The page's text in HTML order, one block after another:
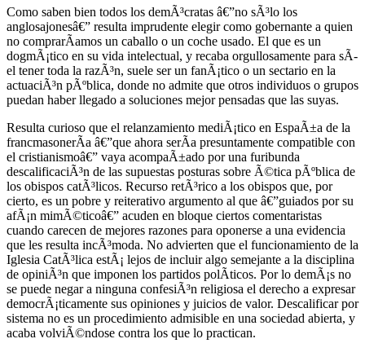
Como saben bien todos los demÃ³cratas â€”no sÃ³lo los
anglosajonesâ€” resulta imprudente elegir como gobernante a quien
no comprarÃ­amos un caballo o un coche usado. El que es un
dogmÃ¡tico en su vida intelectual, y recaba orgullosamente para sÃ­
el tener toda la razÃ³n, suele ser un fanÃ¡tico o un sectario en la
actuaciÃ³n pÃºblica, donde no admite que otros individuos o grupos
puedan haber llegado a soluciones mejor pensadas que las suyas.
Resulta curioso que el relanzamiento mediÃ¡tico en EspaÃ±a de la
francmasonerÃ­a â€”que ahora serÃ­a presuntamente compatible con
el cristianismoâ€” vaya acompaÃ±ado por una furibunda
descalificaciÃ³n de las supuestas posturas sobre Ã©tica pÃºblica de
los obispos catÃ³licos. Recurso retÃ³rico a los obispos que, por
cierto, es un pobre y reiterativo argumento al que â€”guiados por su
afÃ¡n mimÃ©ticoâ€” acuden en bloque ciertos comentaristas
cuando carecen de mejores razones para oponerse a una evidencia
que les resulta incÃ³moda. No advierten que el funcionamiento de la
Iglesia CatÃ³lica estÃ¡ lejos de incluir algo semejante a la disciplina
de opiniÃ³n que imponen los partidos polÃ­ticos. Por lo demÃ¡s no
se puede negar a ninguna confesiÃ³n religiosa el derecho a expresar
democrÃ¡ticamente sus opiniones y juicios de valor. Descalificar por
sistema no es un procedimiento admisible en una sociedad abierta, y
acaba volviÃ©ndose contra los que lo practican.